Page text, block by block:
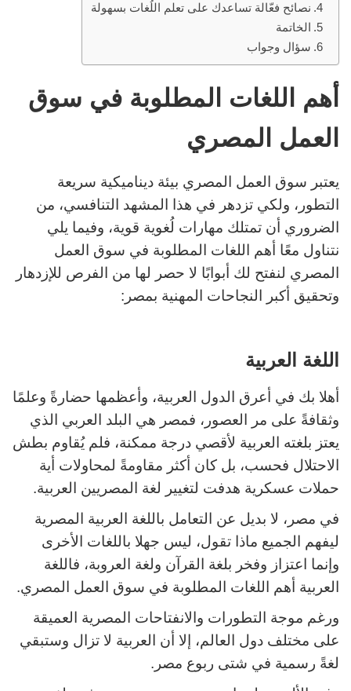
نصائح فعّالة تساعدك على تعلم اللُغات بسهولة
الخاتمة
سؤال وجواب
أهم اللغات المطلوبة في سوق
العمل المصري
يعتبر سوق العمل المصري بيئة ديناميكية سريعة
التطور، ولكي تزدهر في هذا المشهد التنافسي، من
الضروري أن تمتلك مهارات لُغوية قوية، وفيما يلي
نتناول معًا أهم اللغات المطلوبة في سوق العمل
المصري لنفتح لك أبوابًا لا حصر لها من الفرص للإزدهار
وتحقيق أكبر النجاحات المهنية بمصر:
اللغة العربية
أهلا بك في أعرق الدول العربية، وأعظمها حضارةً وعلمًا
وثقافةً على مر العصور، فمصر هي البلد العربي الذي
يعتز بلغته العربية لأقصي درجة ممكنة، فلم يُقاوم بطش
الاحتلال فحسب، بل كان أكثر مقاومةً لمحاولات أية
حملات عسكرية هدفت لتغيير لغة المصريين العربية.
في مصر، لا بديل عن التعامل باللغة العربية المصرية
ليفهم الجميع ماذا تقول، ليس جهلا باللغات الأخرى
وإنما اعتزاز وفخر بلغة القرآن ولغة العروبة، فاللغة
العربية أهم اللغات المطلوبة في سوق العمل المصري.
ورغم موجة التطورات والانفتاحات المصرية العميقة
على مختلف دول العالم، إلا أن العربية لا تزال وستبقي
لغةً رسمية في شتى ربوع مصر.